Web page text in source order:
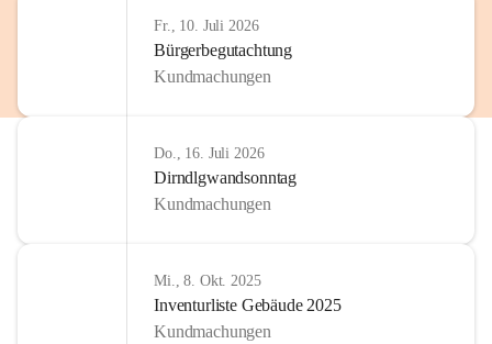
Fr., 10. Juli 2026
Bürgerbegutachtung
Kundmachungen
Do., 16. Juli 2026
Dirndlgwandsonntag
Kundmachungen
Mi., 8. Okt. 2025
Inventurliste Gebäude 2025
Kundmachungen